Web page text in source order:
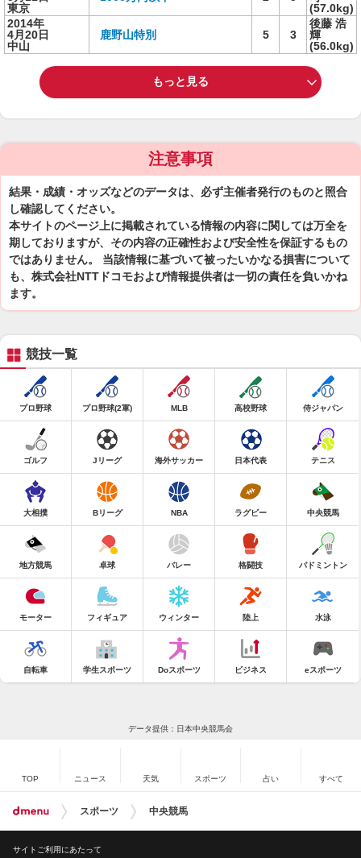
東京
(57.0kg)
2014年
4月20日
中山
鹿野山特別 5 3
後藤 浩
輝
(56.0kg)
もっと見る
注意事項
結果・成績・オッズなどのデータは、必ず主催者発行のものと照合
し確認してください。
本サイトのページ上に掲載されている情報の内容に関しては万全を
期しておりますが、その内容の正確性および安全性を保証するもの
ではありません。 当該情報に基づいて被ったいかなる損害について
も、株式会社NTTドコモおよび情報提供者は一切の責任を負いかね
ます。
競技一覧
プロ野球 プロ野球(2軍) MLB 高校野球 侍ジャパン
ゴルフ Jリーグ 海外サッカー 日本代表 テニス
大相撲 Bリーグ NBA ラグビー 中央競馬
地方競馬 卓球 バレー 格闘技 バドミントン
モーター フィギュア ウィンター 陸上 水泳
自転車 学生スポーツ Doスポーツ ビジネス eスポーツ
データ提供：日本中央競馬会
TOP ニュース 天気 スポーツ 占い すべて
スポーツ 中央競馬
サイトご利用にあたって